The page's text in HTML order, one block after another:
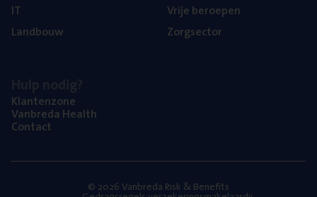
IT
Land­bouw
Vrije beroe­pen
Zorg­sec­tor
Klan­ten­zo­ne
Van­b­re­da Health
Con­tact
© 2026 Vanbreda Risk & Benefits